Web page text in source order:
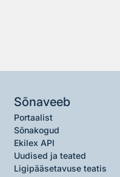
Sõnaveeb
Portaalist
Sõnakogud
Ekilex API
Uudised ja teated
Ligipääsetavuse teatis